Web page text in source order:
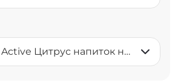
Aqua Minerale Active Цитрус напиток негазированный 0,5 л